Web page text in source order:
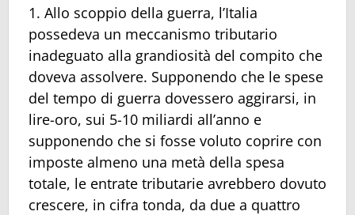
1. Allo scoppio della guerra, l’Italia
possedeva un meccanismo tributario
inadeguato alla grandiosità del compito che
doveva assolvere. Supponendo che le spese
del tempo di guerra dovessero aggirarsi, in
lire-oro, sui 5-10 miliardi all’anno e
supponendo che si fosse voluto coprire con
imposte almeno una metà della spesa
totale, le entrate tributarie avrebbero dovuto
crescere, in cifra tonda, da due a quattro